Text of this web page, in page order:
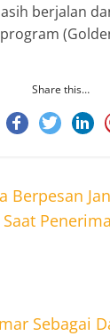
berjalan
(Golden
Share this…
Berpesan
Sebagai